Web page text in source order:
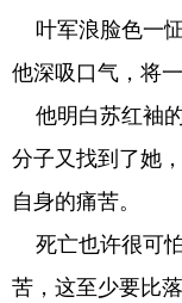
叶军浪脸色一
他深吸口气，将
他明白苏红袖
分子又找到了她
自身的痛苦。
死亡也许很可
苦，这至少要比